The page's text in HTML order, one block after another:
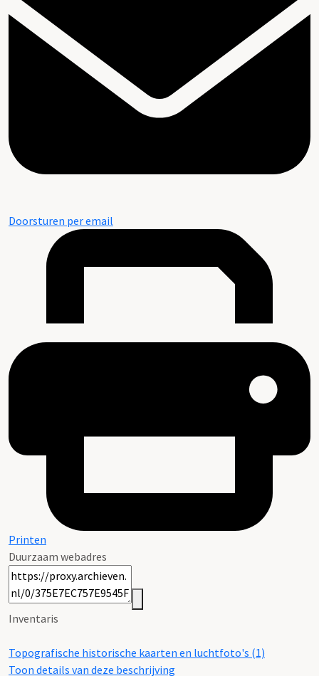
Doorsturen per email
Printen
Duurzaam webadres
Inventaris
Topografische historische kaarten en luchtfoto's (1)
Toon details van deze beschrijving